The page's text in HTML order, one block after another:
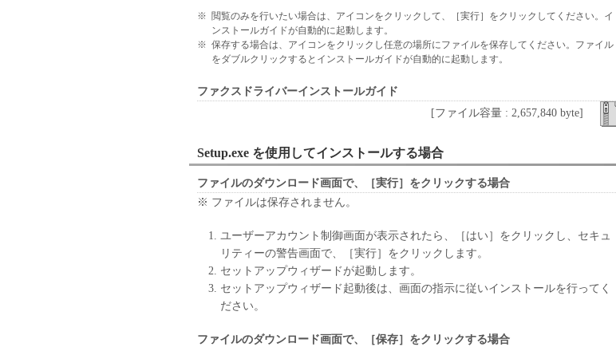
随的な損害を含むがこれらに限定されない全ての損害を言います。）について、
適用法で認められる限り、一切の責任を負わないものとします。たとえ、キヤノ
ン、キヤノンのライセンサー、キヤノンの子会社、キヤノンの関連会社、それら
も同様です。
(3) キヤノン、キヤノンのライセンサー、キヤノンの子会社、キヤノンの関連会
社、それらの販売代理店または販売店のいずれも、「本ソフトウェア」、または
「本ソフトウェア」の使用に起因または関連してお客様と第三者との間に生じた
いかなる紛争についても、一切責任を負わないものとします。
８．契約期間
(1) 本契約書は、お客様が、『同意』を示す下記のボタンをクリックした時点、
により終了されるまで有効に存続します。
(2) お客様は、「本ソフトウェア」およびその複製物のすべてを廃棄および消去
することにより、本契約書を終了させることができます。
(3) お客様が本契約書のいずれかの条項に違反した場合、本契約書は直ちに終了
します。
ウェア」およびその複製物のすべてを廃棄または消去するものとします。
※ 閲覧のみを行いたい場合は、アイコンをクリックして、［実行］をクリックしてください。イ
ンストールガイドが自動的に起動します。
※ 保存する場合は、アイコンをクリックし任意の場所にファイルを保存してください。ファイル
をダブルクリックするとインストールガイドが自動的に起動します。
ファクスドライバーインストールガイド
[ファイル容量 : 2,657,840 byte]
Setup.exe を使用してインストールする場合
ファイルのダウンロード画面で、［実行］をクリックする場合
※ ファイルは保存されません。
ユーザーアカウント制御画面が表示されたら、［はい］をクリックし、セキュ
リティーの警告画面で、［実行］をクリックします。
セットアップウィザードが起動します。
セットアップウィザード起動後は、画面の指示に従いインストールを行ってく
ださい。
ファイルのダウンロード画面で、［保存］をクリックする場合